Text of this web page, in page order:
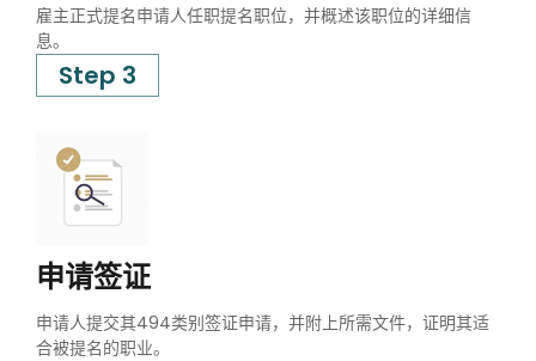
雇主正式提名申请人任职提名职位，并概述该职位的详细信
息。
Step 3
申请签证
申请人提交其494类别签证申请，并附上所需文件，证明其适
合被提名的职业。